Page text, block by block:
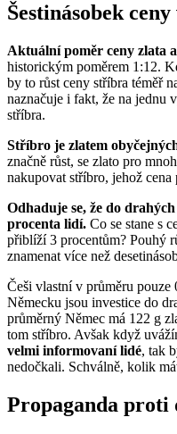
Šestinásobek
Aktuální poměr ceny zlata
historickým poměrem 1:12.
by to růst ceny stříbra téměř
naznačuje i fakt, že na jednu
stříbra.
Stříbro je zlatem
značně růst, se zlato pro
nakupovat stříbro, jehož
Odhaduje se, že do
procenta lidí. Co se stane s
přiblíží 3 procentům? Pouhý
znamenat více než
Češi vlastní v průměru pouze
Německu jsou investice do
průměrný Němec má 122 g
tom stříbro. Avšak když
velmi informovaní lidé, tak
nedočkali. Schválně, kolik
Propaganda proti